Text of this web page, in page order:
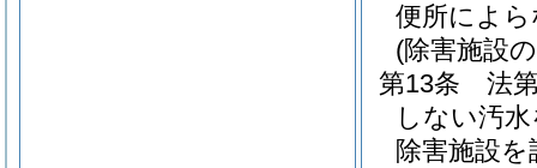
便所によ
(除害施設
第13条
法
しない汚
除害施設